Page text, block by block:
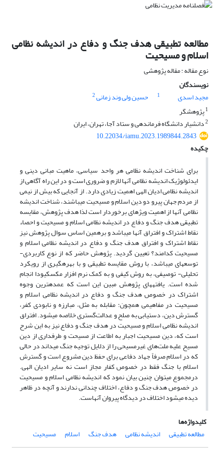
مطالعه تطبیقی هدف جنگ و دفاع در اندیشه نظامی
اسلام و مسیحیت
نوع مقاله : مقاله پژوهشی
نویسندگان
مجید اسدی
1 حسین ولی وند زمانی2
1پژوهشگر
2دانشیار دانشگاه فرماندهی و ستاد آجا، تهران، ایران
10.22034/iamu.2023.1989844.2843
چکیده
برای شناخت اندیشه نظامی هر واحد سیاسی، ماهیت مبانی دینی و
ایدئولوژیک اندیشه نظامی آنها لازم و ضروری است و در این راه آگاهی از
اندیشه­ نظامی ادیان الهی اهمیت زیادی دارد. از آنجایی که بیش از نیمی
از مردم جهان پیرو دو دین اسلام و مسیحیت می­باشند، شناخت اندیشه
نظامی آنها از اهمیت ویژه­ای برخوردار است لذا هدف پژوهش، مقایسه
تطبیقی هدف جنگ و دفاع در اندیشه نظامی اسلام و مسیحیت و احصاء
نقاط اشتراک و افتراق آن­ها می­باشد و برهمین اساس سوال پژوهش نیز
نقاط اشتراک و افتراق هدف جنگ و دفاع در اندیشه نظامی اسلام و
مسیحیت کدامند؟ تعیین گردید. پژوهش حاضر که از نوع کاربردی-
توسعه­ای می­باشد، با روش مقایسه تطبیقی و با بهره­گیری از رویکرد
تحلیلی- توصیفی، به روش کیفی و به کمک نرم افزار مکس­کیودا انجام
شده است. یافته­های پژوهش مبین این است که عمده­ترین وجوه
اشتراک در خصوص هدف جنگ و دفاع در اندیشه نظامی اسلام و
مسیحیت در مفاهیمی همچون: مقابله به مثل، مبارزه و نابودی کفر،
گسترش دین، دستیابی به صلح و عدالت‌گستری خلاصه می­شود. افتراق
اندیشه نظامی اسلام و مسیحیت در هدف جنگ و دفاع نیز به این شرح
است که، دین مسیحیت اجبار به اطاعت از مسیحت و طرفداری از دین
مسیح علیه ملت‌های غیرمسیحی را از دلایل توجیه جنگ می­داند در حالی
که در اسلام صرفاً جهاد دفاعی برای حفظ دین مشروع است و گسترش
اسلام با جنگ فقط در خصوص کفار مجاز است نه سایر ادیان الهی.
درمجموع می­توان چنین بیان نمود که اندیشه نظامی اسلام و مسیحیت
در خصوص هدف جنگ و دفاع، اختلاف چندانی ندارند و آنچه در ظاهر
دیده می­شود اختلاف در دیدگاه پیروان آنهاست.
کلیدواژه‌ها
مطالعه تطبیقی
اندیشه نظامی هدف جنگ اسلام مسیحیت